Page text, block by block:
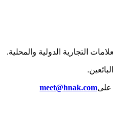
التجارية الدولية والمحلية.
علىmeet@hnak.com